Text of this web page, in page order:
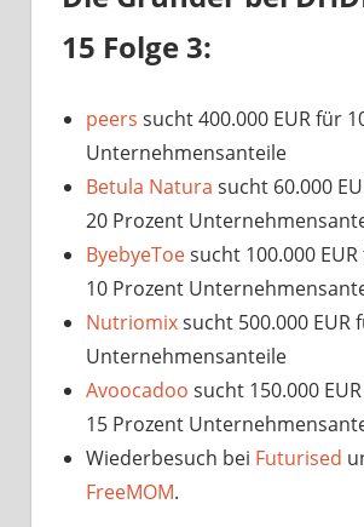
15 Folge 3:
peers sucht 400.000 EUR für
Unternehmensanteile
Betula Natura sucht 60.000
20 Prozent
ByebyeToesucht 100.000
10 Prozent
Nutriomixsucht 500.000 EUR
Unternehmensanteile
Avoocadoo sucht 150.000
15 Prozent
Wiederbesuch bei Futurised
FreeMOM.